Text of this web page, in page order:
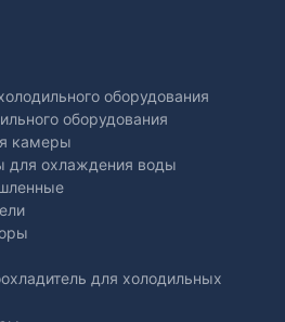
оборудования
оборудования
камеры
охлаждения воды
для холодильных